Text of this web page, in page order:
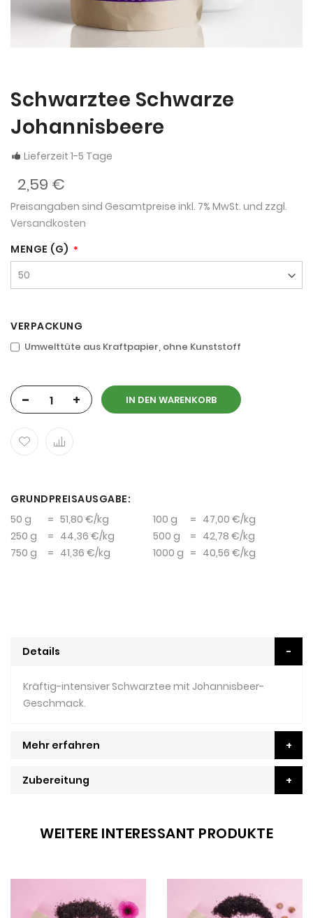
Schwarztee Schwarze
Johannisbeere
Lieferzeit 1-5 Tage
2,59 €
Preisangaben sind Gesamtpreise inkl. 7% MwSt. und zzgl.
Versandkosten
MENGE (G)
VERPACKUNG
Umwelttüte aus Kraftpapier, ohne Kunststoff
- + IN DEN WARENKORB
GRUNDPREISAUSGABE:
50 g
= 51,80 €/kg 100 g = 47,00 €/kg
250 g
= 44,36 €/kg 500 g = 42,78 €/kg
750 g
= 41,36 €/kg 1000 g = 40,56 €/kg
Details
Kräftig-intensiver Schwarztee mit Johannisbeer-
Geschmack.
Mehr erfahren
Zubereitung
WEITERE INTERESSANT PRODUKTE